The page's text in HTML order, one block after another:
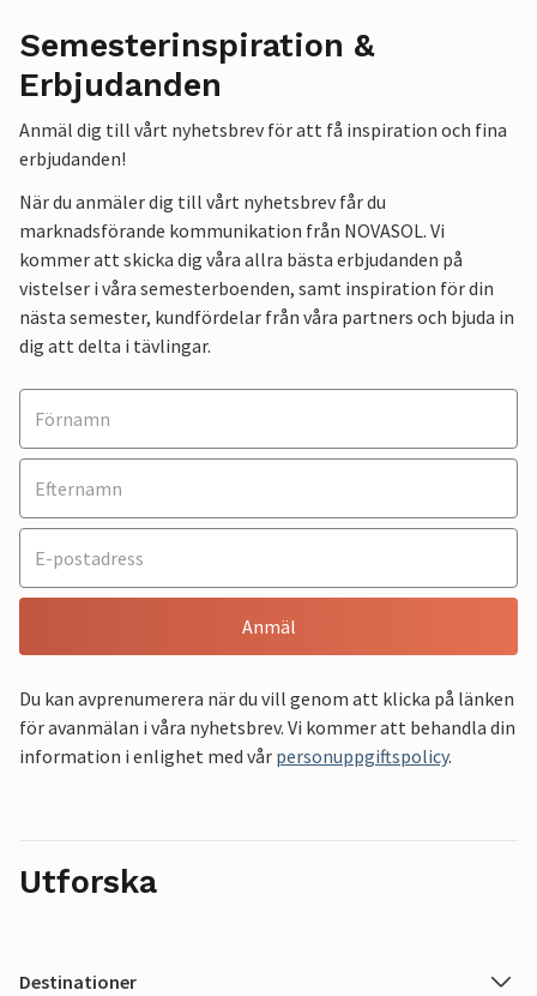
Semesterinspiration &
Erbjudanden
Anmäl dig till vårt nyhetsbrev för att få inspiration och fina
erbjudanden!
När du anmäler dig till vårt nyhetsbrev får du
marknadsförande kommunikation från NOVASOL. Vi
kommer att skicka dig våra allra bästa erbjudanden på
vistelser i våra semesterboenden, samt inspiration för din
nästa semester, kundfördelar från våra partners och bjuda in
dig att delta i tävlingar.
Anmäl
Du kan avprenumerera när du vill genom att klicka på länken
för avanmälan i våra nyhetsbrev. Vi kommer att behandla din
information i enlighet med vår personuppgiftspolicy.
Utforska
Destinationer